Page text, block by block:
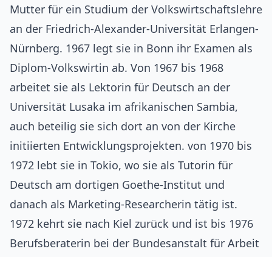
Mutter für ein Studium der Volkswirtschaftslehre
an der Friedrich-Alexander-Universität Erlangen-
Nürnberg. 1967 legt sie in Bonn ihr Examen als
Diplom-Volkswirtin ab. Von 1967 bis 1968
arbeitet sie als Lektorin für Deutsch an der
Universität Lusaka im afrikanischen Sambia,
auch beteilig sie sich dort an von der Kirche
initiierten Entwicklungsprojekten. von 1970 bis
1972 lebt sie in Tokio, wo sie als Tutorin für
Deutsch am dortigen Goethe-Institut und
danach als Marketing-Researcherin tätig ist.
1972 kehrt sie nach Kiel zurück und ist bis 1976
Berufsberaterin bei der Bundesanstalt für Arbeit